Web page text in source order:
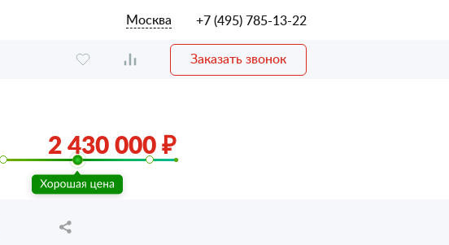
Москва +7 (495) 785-13-22
Заказать звонок
2 430 000 ₽